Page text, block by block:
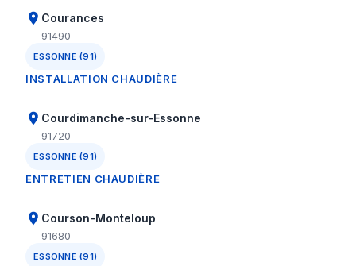
Courances
91490
ESSONNE (91)
INSTALLATION CHAUDIÈRE
Courdimanche-sur-Essonne
91720
ESSONNE (91)
ENTRETIEN CHAUDIÈRE
Courson-Monteloup
91680
ESSONNE (91)